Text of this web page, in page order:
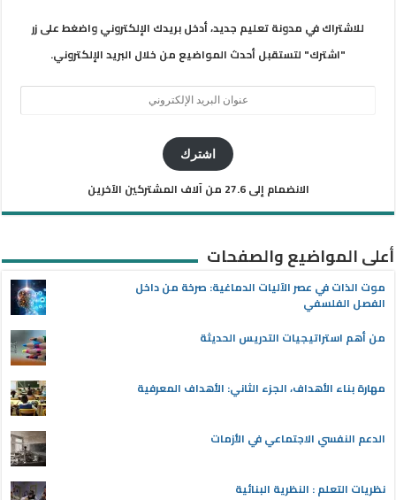
للاشتراك في مدونة تعليم جديد، أدخل بريدك الإلكتروني واضغط على زر
"اشترك" لتستقبل أحدث المواضيع من خلال البريد الإلكتروني.
اشترك
الانضمام إلى 27.6 من آلاف المشتركين الآخرين
أعلى المواضيع والصفحات
موت الذات في عصر الآليات الدماغية: صرخة من داخل
الفصل الفلسفي
من أهم استراتيجيات التدريس الحديثة
مهارة بناء الأهداف، الجزء الثاني: الأهداف المعرفية
الدعم النفسي الاجتماعي في الأزمات
نظريات التعلم : النظرية البنائية